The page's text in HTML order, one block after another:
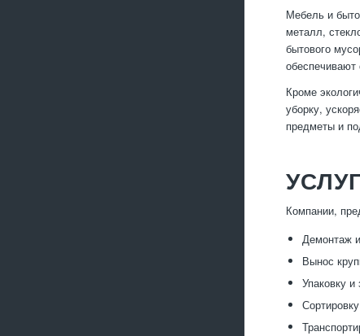
Мебель и
металл,
бытового
Кроме
уборку,
предметы и
Компании,
Демонтаж
Вынос
Упаковку